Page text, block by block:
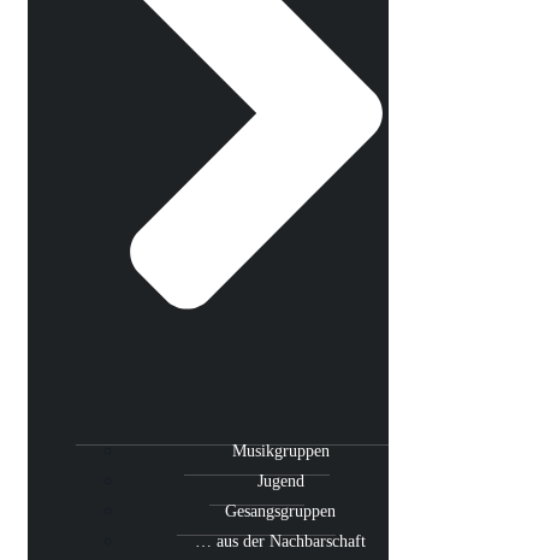
Musikgruppen
Jugend
Gesangsgruppen
… aus der Nachbarschaft